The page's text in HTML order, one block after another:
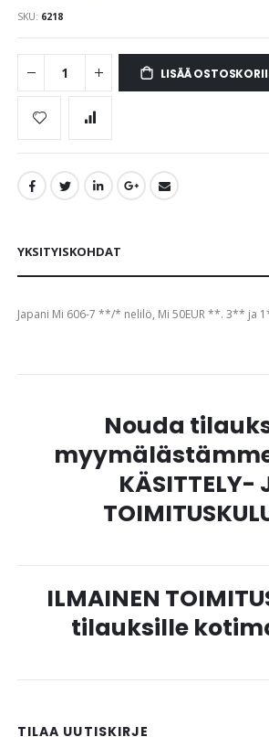
gallery
SKU 6218
LISÄÄ
YKSITYISKOHDAT
Japani Mi 606-7 **/* nelilö, Mi 50EUR **. 3** ja
Nouda
KÄSITTELY-
ILMAINEN
tilauksille
TILAA UUTISKIRJE